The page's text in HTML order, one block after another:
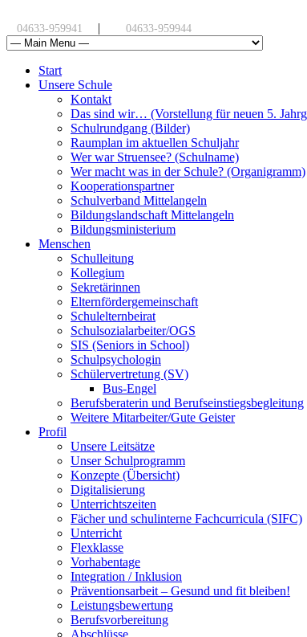
04633-959941 | 04633-959944
Start
Unsere Schule
Kontakt
Das sind wir… (Vorstellung für neuen 5.
Schulrundgang (Bilder)
Raumplan im aktuellen Schuljahr
Wer war Struensee? (Schulname)
Wer macht was in der Schule? (Organigramm)
Kooperationspartner
Schulverband Mittelangeln
Bildungslandschaft Mittelangeln
Bildungsministerium
Menschen
Schulleitung
Kollegium
Sekretärinnen
Elternfördergemeinschaft
Schulelternbeirat
Schulsozialarbeiter/OGS
SIS (Seniors in School)
Schulpsychologin
Schülervertretung (SV)
Bus-Engel
Berufsberaterin und Berufseinstiegsbegleitung
Weitere Mitarbeiter/Gute Geister
Profil
Unsere Leitsätze
Unser Schulprogramm
Konzepte (Übersicht)
Digitalisierung
Unterrichtszeiten
Fächer und schulinterne Fachcurricula (SIFC)
Unterricht
Flexklasse
Vorhabentage
Integration / Inklusion
Präventionsarbeit – Gesund und fit bleiben!
Leistungsbewertung
Berufsvorbereitung
Abschlüsse